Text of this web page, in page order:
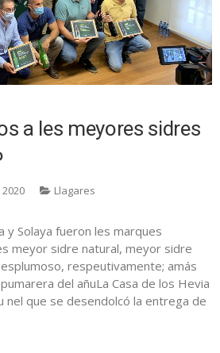
a les meyores sidres
Llagares
y Solaya fueron les marques
meyor sidre natural, meyor sidre
respeutivamente; amás
del añuLa Casa de los Hevia
nel que se desendolcó la entrega de